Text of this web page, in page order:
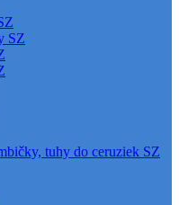
SZ
tuhy do ceruziek SZ